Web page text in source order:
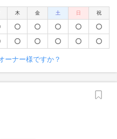
木 金 土 日 祝
ーナー様ですか？